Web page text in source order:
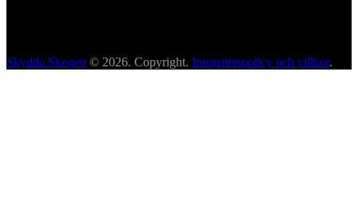
Skydda Skogen © 2026. Copyright. Integritetspolicy och villkor.